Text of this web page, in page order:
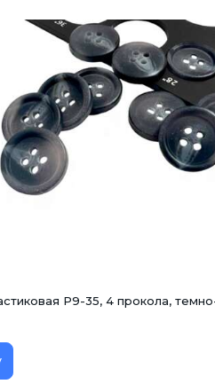
P9-35, 4 прокола,